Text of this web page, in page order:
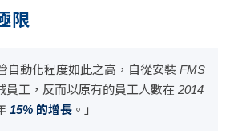
限
自動化程度如此之高，自從安裝 FMS
員工，反而以原有的員工人數在 2014
15% 的增長 。」